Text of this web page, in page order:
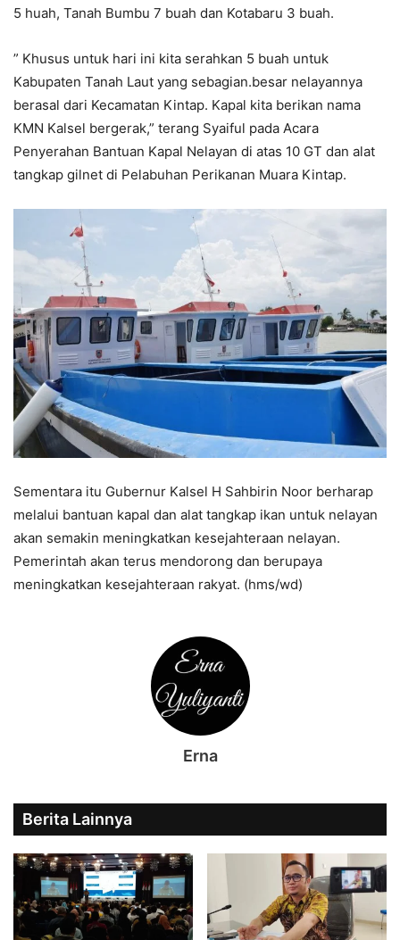
5 huah, Tanah Bumbu 7 buah dan Kotabaru 3 buah.
” Khusus untuk hari ini kita serahkan 5 buah untuk
Kabupaten Tanah Laut yang sebagian.besar nelayannya
berasal dari Kecamatan Kintap. Kapal kita berikan nama
KMN Kalsel bergerak,” terang Syaiful pada Acara
Penyerahan Bantuan Kapal Nelayan di atas 10 GT dan alat
tangkap gilnet di Pelabuhan Perikanan Muara Kintap.
Sementara itu Gubernur Kalsel H Sahbirin Noor berharap
melalui bantuan kapal dan alat tangkap ikan untuk nelayan
akan semakin meningkatkan kesejahteraan nelayan.
Pemerintah akan terus mendorong dan berupaya
meningkatkan kesejahteraan rakyat. (hms/wd)
Erna
Berita Lainnya